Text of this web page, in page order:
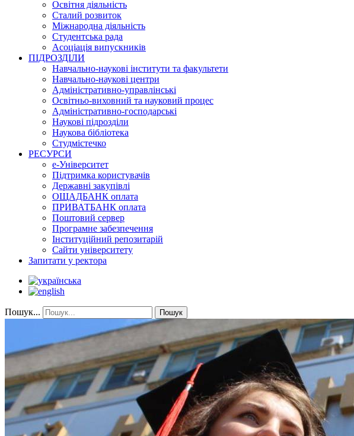
Освітня діяльність
Сталий розвиток
Міжнародна діяльність
Студентська рада
Асоціація випускників
ПІДРОЗДІЛИ
Навчально-наукові інститути та факультети
Навчально-наукові центри
Адміністративно-управлінські
Освітньо-виховний та науковий процес
Адміністративно-господарські
Наукові підрозділи
Наукова бібліотека
Студмістечко
РЕСУРСИ
е-Університет
Підтримка користувачів
Державні закупівлі
ОЩАДБАНК оплата
ПРИВАТБАНК оплата
Поштовий сервер
Програмне забезпечення
Інституційний репозитарій
Сайти університету
Запитати у ректора
Пошук... Пошук